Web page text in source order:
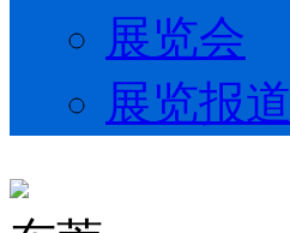
展览会
展览报道